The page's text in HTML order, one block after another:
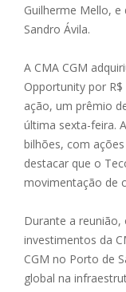
Guilherme Mello,
Sandro Ávila.
A CMA CGM
Opportunity por
ação, um prêmio
última sexta-feira.
bilhões, com
destacar que o
movimentação de
Durante a reunião,
investimentos da
CGM no Porto de
global na